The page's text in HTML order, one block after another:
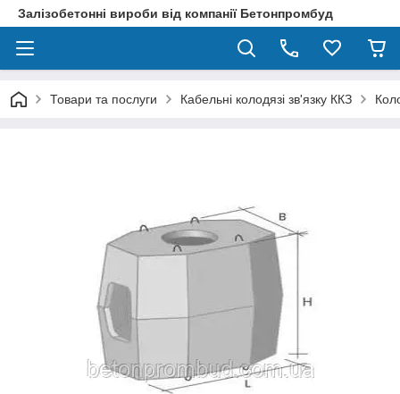
Залізобетонні вироби від компанії Бетонпромбуд
Товари та послуги Кабельні колодязі зв'язку ККЗ